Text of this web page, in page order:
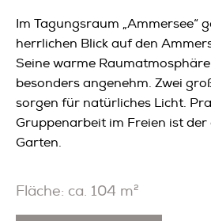
Im Tagungsraum „Ammersee“
herrlichen Blick auf den
Seine warme
besonders angenehm. Zwei
sorgen für natürliches Licht.
Gruppenarbeit im Freien ist
Garten.
Fläche: ca. 104 m²